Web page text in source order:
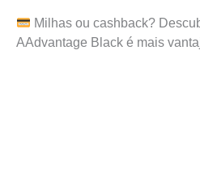
Milhas ou cashback?
AAdvantage Black é mais